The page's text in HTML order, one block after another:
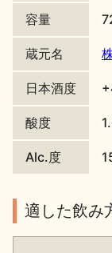
地酒川柳
日本酒の楽しみ方特
地酒・イ
容量
蔵元名
日本酒度
酸度
Alc.度
適した飲み